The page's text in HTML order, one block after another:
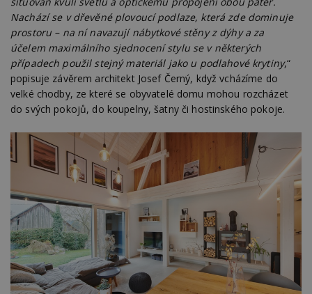
Nachází se v dřevěné plovoucí podlaze, která zde dominuje
prostoru – na ní navazují nábytkové stěny z dýhy a za
účelem maximálního sjednocení stylu se v některých
případech použil stejný materiál jako u podlahové krytiny,“
popisuje závěrem architekt Josef Černý, když vcházíme do
velké chodby, ze které se obyvatelé domu mohou rozcházet
do svých pokojů, do koupelny, šatny či hostinského pokoje.
soubory
Funkční soubory
Nezařazené
soubory
Nezbytně nutné soubory
Výkonové soubory
Soubory cílení
Funkční soubory
Nezařazené soubory
Nezbytně nutné soubory cookie umožňují základní
funkce webových stránek, jako je přihlášení
uživatele a správa účtu. Webové stránky nelze bez
nezbytně nutných souborů cookie správně
používat.